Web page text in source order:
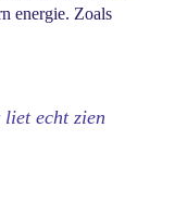
energie. Zoals
echt zien